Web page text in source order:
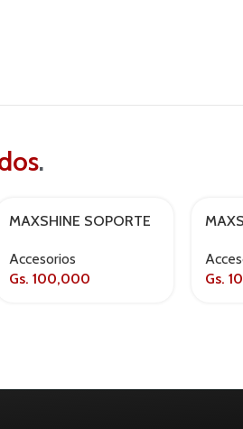
.
AGOTADO
MAXSHINE SOPORTE
Accesorios
Gs. 100,000
Gs.